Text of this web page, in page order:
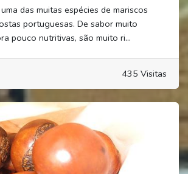
das muitas espécies de mariscos
portuguesas. De sabor muito
pouco nutritivas, são muito ri...
435 Visitas